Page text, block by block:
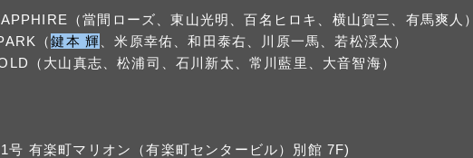
（當間ローズ、東山光明、百名ヒロキ、横山賀三、有馬爽人）
（鍵本 輝 、米原幸佑、和田泰右、川原一馬、若松渓太）
（大山真志、松浦司、石川新太、常川藍里、大音智海）
号 有楽町マリオン（有楽町センタービル）別館 7F)